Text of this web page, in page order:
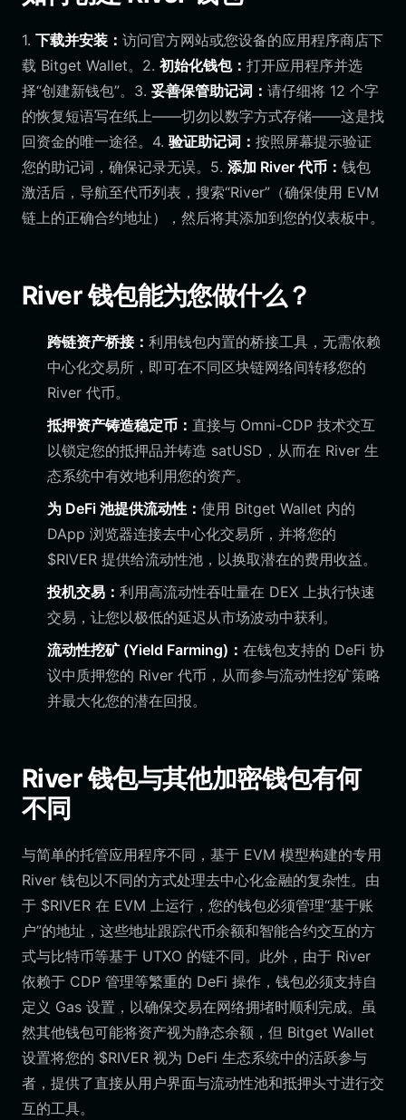
1. 下载并安装： 访问官方网站或您设备的应用程序商店下
载 Bitget Wallet。2. 初始化钱包： 打开应用程序并选
择“创建新钱包”。3. 妥善保管助记词： 请仔细将 12 个字
的恢复短语写在纸上——切勿以数字方式存储——这是找
回资金的唯一途径。4. 验证助记词： 按照屏幕提示验证
您的助记词，确保记录无误。5. 添加 River 代币： 钱包
激活后，导航至代币列表，搜索“River”（确保使用 EVM
链上的正确合约地址），然后将其添加到您的仪表板中。
River 钱包能为您做什么？
跨链资产桥接： 利用钱包内置的桥接工具，无需依赖
中心化交易所，即可在不同区块链网络间转移您的
River 代币。
抵押资产铸造稳定币： 直接与 Omni-CDP 技术交互
以锁定您的抵押品并铸造 satUSD，从而在 River 生
态系统中有效地利用您的资产。
为 DeFi 池提供流动性： 使用 Bitget Wallet 内的
DApp 浏览器连接去中心化交易所，并将您的
$RIVER 提供给流动性池，以换取潜在的费用收益。
投机交易： 利用高流动性吞吐量在 DEX 上执行快速
交易，让您以极低的延迟从市场波动中获利。
流动性挖矿 (Yield Farming)： 在钱包支持的 DeFi 协
议中质押您的 River 代币，从而参与流动性挖矿策略
并最大化您的潜在回报。
River 钱包与其他加密钱包有何
不同
与简单的托管应用程序不同，基于 EVM 模型构建的专用
River 钱包以不同的方式处理去中心化金融的复杂性。由
于 $RIVER 在 EVM 上运行，您的钱包必须管理“基于账
户”的地址，这些地址跟踪代币余额和智能合约交互的方
式与比特币等基于 UTXO 的链不同。此外，由于 River
依赖于 CDP 管理等繁重的 DeFi 操作，钱包必须支持自
定义 Gas 设置，以确保交易在网络拥堵时顺利完成。虽
然其他钱包可能将资产视为静态余额，但 Bitget Wallet
设置将您的 $RIVER 视为 DeFi 生态系统中的活跃参与
者，提供了直接从用户界面与流动性池和抵押头寸进行交
互的工具。